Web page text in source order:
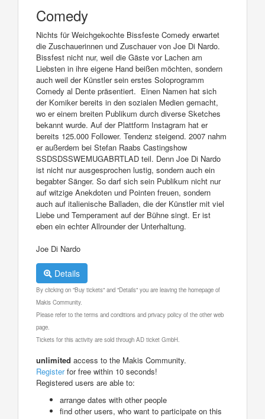
Comedy
Nichts für Weichgekochte Bissfeste Comedy erwartet
die Zuschauerinnen und Zuschauer von Joe Di Nardo.
Bissfest nicht nur, weil die Gäste vor Lachen am
Liebsten in ihre eigene Hand beißen möchten, sondern
auch weil der Künstler sein erstes Soloprogramm
Comedy al Dente präsentiert. Einen Namen hat sich
der Komiker bereits in den sozialen Medien gemacht,
wo er einem breiten Publikum durch diverse Sketches
bekannt wurde. Auf der Plattform Instagram hat er
bereits 125.000 Follower. Tendenz steigend. 2007 nahm
er außerdem bei Stefan Raabs Castingshow
SSDSDSSWEMUGABRTLAD teil. Denn Joe Di Nardo
ist nicht nur ausgesprochen lustig, sondern auch ein
begabter Sänger. So darf sich sein Publikum nicht nur
auf witzige Anekdoten und Pointen freuen, sondern
auch auf italienische Balladen, die der Künstler mit viel
Liebe und Temperament auf der Bühne singt. Er ist
eben ein echter Allrounder der Unterhaltung.
Joe Di Nardo
Details
By clicking on "Buy tickets" and "Details" you are leaving the homepage of
Makis Community.
Please refer to the terms and conditions and privacy policy of the other web
page.
Tickets for this activity are sold through AD ticket GmbH.
unlimited access to the Makis Community.
Registerfor free within 10 seconds!
Registered users are able to:
arrange dates with other people
find other users, who want to participate on this